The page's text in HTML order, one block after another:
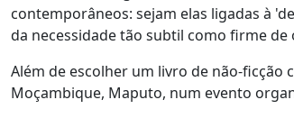
contemporâneos: sejam elas ligadas à
da necessidade tão subtil como firme
Além de escolher um livro de não-ficção
Moçambique, Maputo, num evento